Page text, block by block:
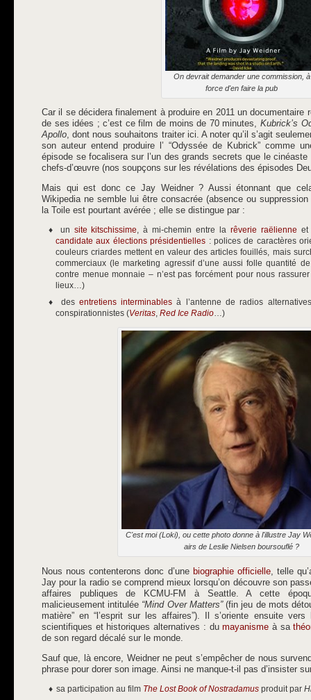
On devrait demander une commission, à
force d'en faire la pub
Car il se décidera finalement à produire en 2011 un documentaire
de ses idées ; c’est ce film de moins de 70 minutes, Kubrick’s
Apollo, dont nous souhaitons traiter ici. A noter qu’il s’agit
son auteur entend produire l’ “Odyssée de Kubrick” comme
épisode se focalisera sur l’un des grands secrets que le
chefs-d’œuvre (nos soupçons sur les révélations des épisodes
Mais qui est donc ce Jay Weidner ? Aussi étonnant que
Wikipedia ne semble lui être consacrée (absence ou
la Toile est pourtant avérée ; elle se distingue par :
un site kitschissime, à mi-chemin entre la rêverie raëlienne et
candidate aux élections présidentielles : polices de caractères
couleurs criardes mettent en valeur des articles fouillés, mais
commerciaux (le marketing agressif d’une aussi folle quantité
contre menue monnaie – n’est pas forcément pour nous
lieux…)
des entretiens interminables à l’antenne de radios
conspirationnistes (Veritas, Red Ice Radio…)
C'est moi (Loki), ou cette photo donne à l'illustre Jay
airs de Leslie Nielsen boursouflé ?
Nous nous contenterons donc d’une biographie officielle, telle
Jay pour la radio se comprend mieux lorsqu’on découvre son
affaires publiques de KCMU-FM à Seattle. A cette
malicieusement intitulée “Mind Over Matters”(fin jeu de mots
matière” en “l’esprit sur les affaires”). Il s’oriente ensuite
scientifiques et historiques alternatives : dumayanisme à sa
de son regard décalé sur le monde.
Sauf que, là encore, Weidner ne peut s’empêcher de nous
phrase pour dorer son image. Ainsi ne manque-t-il pas d’insister
sa participation au film The Lost Book of Nostradamus produit par